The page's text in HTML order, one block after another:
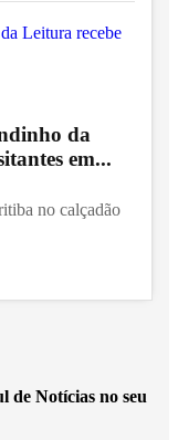
da
em...
no calçadão
de Notícias no seu